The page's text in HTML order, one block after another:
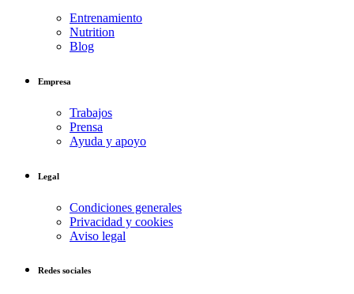
Entrenamiento
Nutrition
Blog
Empresa
Trabajos
Prensa
Ayuda y apoyo
Legal
Condiciones generales
Privacidad y cookies
Aviso legal
Redes sociales